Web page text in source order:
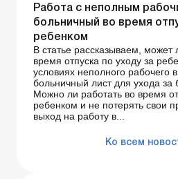
Работа с неполным
больничный во время
ребенком
В статье рассказываем, может
время отпуска по уходу за
условиях неполного
больничный лист для ухода за
Можно ли работать во время
ребенком и не потерять свои
выход на работу в...
Ко всем